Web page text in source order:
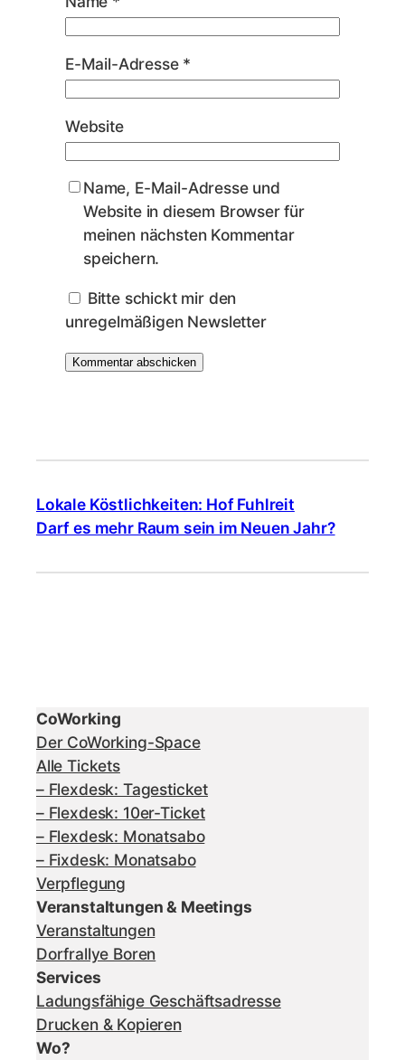
E-Mail-Adresse *
Website
Name, E-Mail-Adresse und
Website in diesem Browser für
meinen nächsten Kommentar
speichern.
Bitte schickt mir den
unregelmäßigen Newsletter
Lokale Köstlichkeiten: Hof Fuhlreit
Darf es mehr Raum sein im Neuen Jahr?
CoWorking
Der CoWorking-Space
Alle Tickets
– Flexdesk: Tagesticket
– Flexdesk: 10er-Ticket
– Flexdesk: Monatsabo
– Fixdesk: Monatsabo
Verpflegung
Veranstaltungen & Meetings
Veranstaltungen
Dorfrallye Boren
Services
Ladungsfähige Geschäftsadresse
Drucken & Kopieren
Wo?